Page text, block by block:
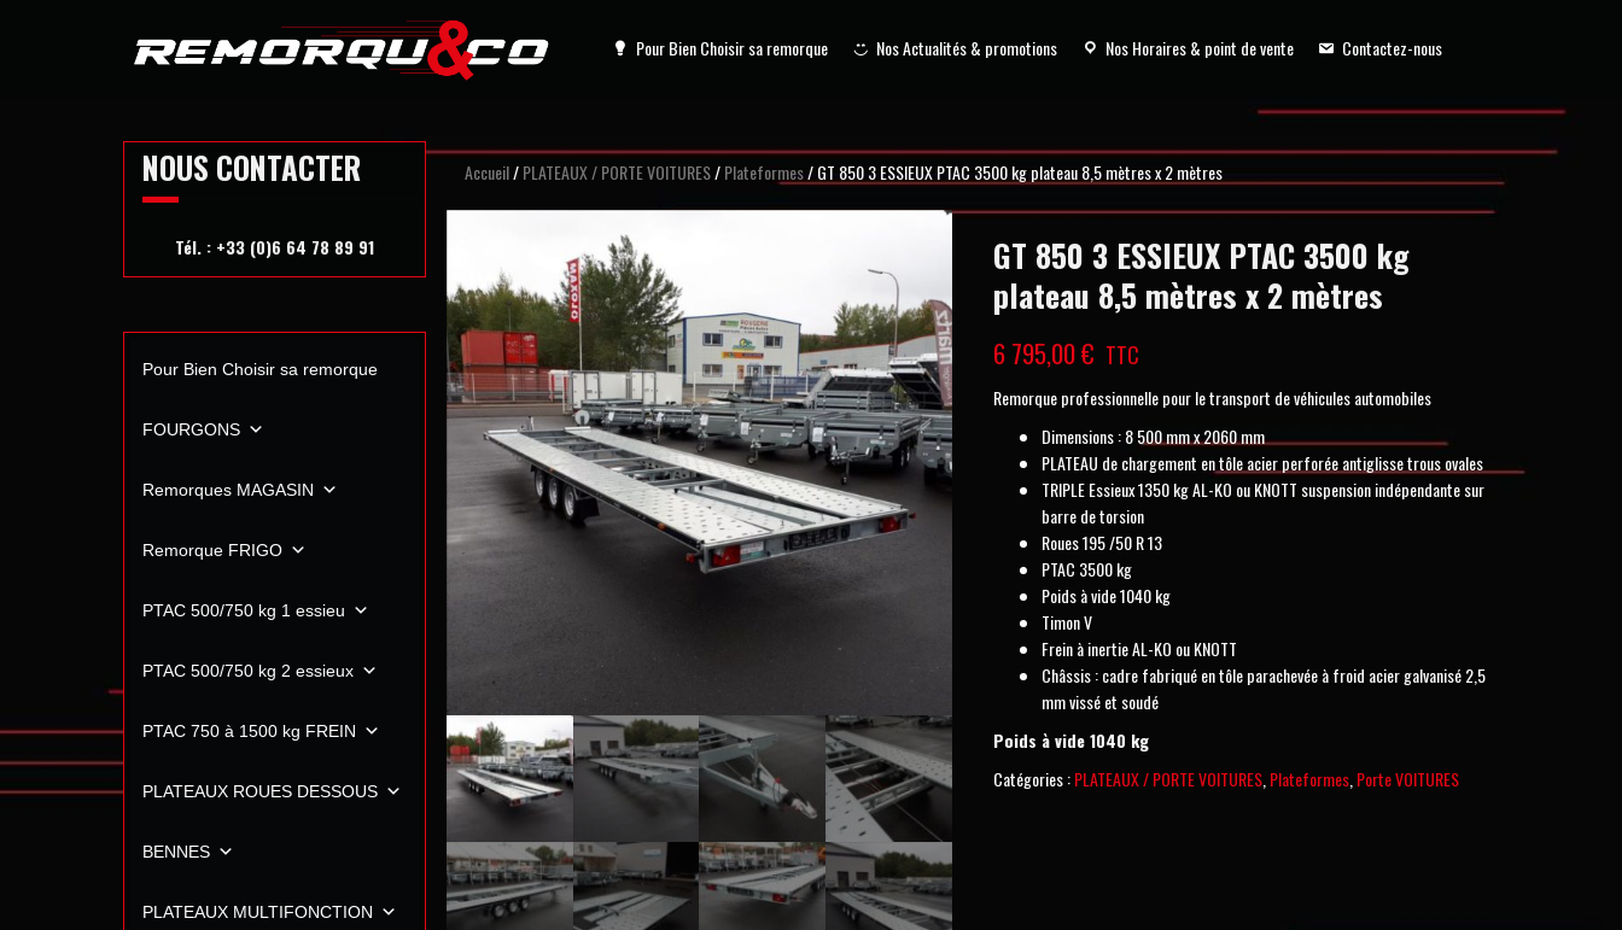
Pour Bien Choisir sa remorque Nos Actualités & promotions Nos Horaires & point de vente Contactez-nous
Accueil/PLATEAUX / PORTE VOITURES/Plateformes/ GT 850 3 ESSIEUX PTAC 3500 kg plateau 8,5 mètres x 2 mètres
GT 850 3 ESSIEUX PTAC 3500 kg
plateau 8,5 mètres x 2 mètres
6 795,00€ TTC
Remorque professionnelle pour le transport de véhicules automobiles
Dimensions : 8 500 mm x 2060 mm
PLATEAU de chargement en tôle acier perforée antiglisse trous ovales
TRIPLE Essieux 1350 kg AL-KO ou KNOTT suspension indépendante sur
barre de torsion
Roues 195 /50 R 13
PTAC 3500 kg
Poids à vide 1040 kg
Timon V
Frein à inertie AL-KO ou KNOTT
Châssis : cadre fabriqué en tôle parachevée à froid acier galvanisé 2,5
mm vissé et soudé
Poids à vide 1040 kg
Catégories :PLATEAUX / PORTE VOITURES,Plateformes,Porte VOITURES
NOUS CONTACTER
Tél. : +33 (0)6 64 78 89 91
Pour Bien Choisir sa remorque
FOURGONS
Remorques MAGASIN
Remorque FRIGO
PTAC 500/750 kg 1 essieu
PTAC 500/750 kg 2 essieux
PTAC 750 à 1500 kg FREIN
PLATEAUX ROUES DESSOUS
BENNES
PLATEAUX MULTIFONCTION